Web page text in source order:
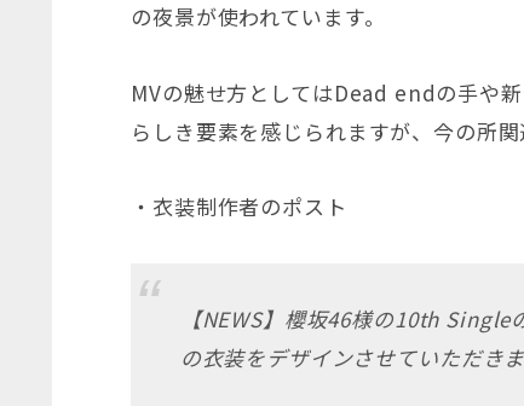
の夜景が使われています。
MVの魅せ方としてはDead endの手や
らしき要素を感じられますが、今の所関
・衣装制作者のポスト
【NEWS】櫻坂46様の10th Single
の衣装をデザインさせていただきま